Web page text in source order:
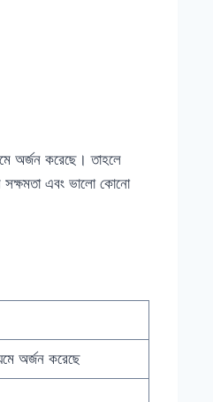
অর্জন করেছে। তাহলে
সক্ষমতা এবং ভালো কোনো
অর্জন করেছে